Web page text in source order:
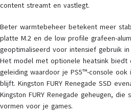
content streamt en vastlegt.
Beter warmtebeheer betekent meer
platte M.2 en de low profile grafeen-
geoptimaliseerd voor intensief gebruik
Het model met optionele heatsink biedt
geleiding waardoor je PS5™-console
blijft. Kingston FURY Renegade SSD
Kingston FURY Renegade geheugen,
vormen voor je games.